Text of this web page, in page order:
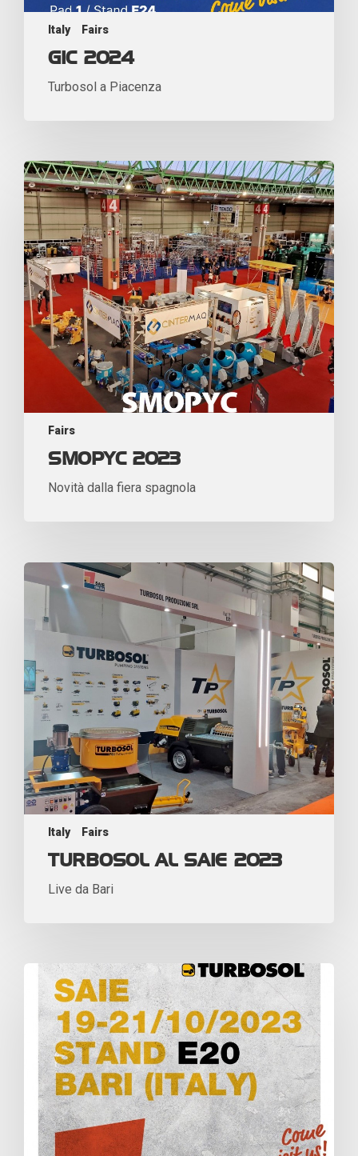
Italy Fairs
GIC 2024
Turbosol a Piacenza
Fairs
SMOPYC 2023
Novità dalla fiera spagnola
Italy Fairs
TURBOSOL AL SAIE 2023
Live da Bari